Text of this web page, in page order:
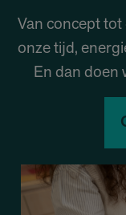
Van concept tot
onze tijd,
En dan doen